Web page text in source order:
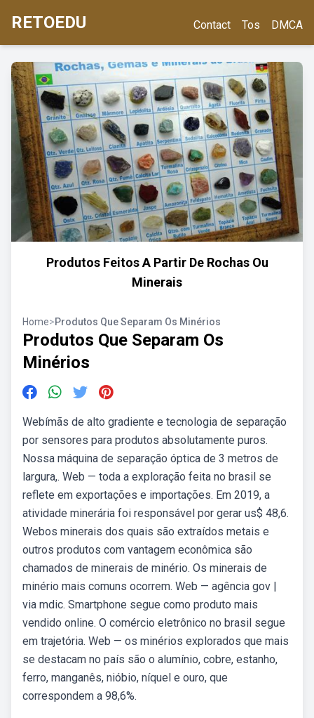
RETOEDU Contact Tos DMCA
Produtos Feitos A Partir De Rochas Ou
Minerais
Home>Produtos Que Separam Os Minérios
Produtos Que Separam Os
Minérios
Webímãs de alto gradiente e tecnologia de separação
por sensores para produtos absolutamente puros.
Nossa máquina de separação óptica de 3 metros de
largura,. Web — toda a exploração feita no brasil se
reflete em exportações e importações. Em 2019, a
atividade minerária foi responsável por gerar us$ 48,6.
Webos minerais dos quais são extraídos metais e
outros produtos com vantagem econômica são
chamados de minerais de minério. Os minerais de
minério mais comuns ocorrem. Web — agência gov |
via mdic. Smartphone segue como produto mais
vendido online. O comércio eletrônico no brasil segue
em trajetória. Web — os minérios explorados que mais
se destacam no país são o alumínio, cobre, estanho,
ferro, manganês, nióbio, níquel e ouro, que
correspondem a 98,6%.